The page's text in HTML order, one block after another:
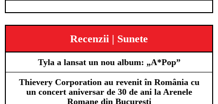
Recenzii | Sunete
Tyla a lansat un nou album: „A*Pop”
Thievery Corporation au revenit în România cu
un concert aniversar de 30 de ani la Arenele
Romane din București